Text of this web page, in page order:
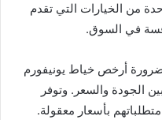
من الخيارات التي تقدم
في السوق.
أرخص خياط يونيفورم
بين الجودة والسعر. وتوفر
بأسعار معقولة.